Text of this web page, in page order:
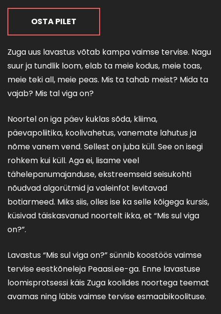
OSTA PILET
Zuga uus lavastus võtab kampa vaimse tervise. Nagu
suur ja tundlik loom, elab ta meie kodus, meie toas,
meie teki all, meie peas. Mis ta tahab meist? Mida ta
vajab? Mis tal viga on?
Noortel on iga päev kuklas sõda, kliima,
päevapoliitika, koolivahetus, vanemate lahutus ja
nõme vanem vend. Sellest on juba küll. See on isegi
rohkem kui küll. Aga ei, lisame veel
tähelepanumajanduse, ekstreemseid seisukohti
nõudvad algorütmid ja valeinfot levitavad
botiarmeed. Miks siis, olles ise ka selle kõigega kursis,
küsivad täiskasvanud noortelt ikka, et “Mis sul viga
on?”.
Lavastus “Mis sul viga on?” sünnib koostöös vaimse
tervise eestkõneleja Peaasi.ee-ga. Enne lavastuse
loomisprotsessi käis Zuga koolides noortega teemat
avamas ning läbis vaimse tervise esmaabikoolituse.